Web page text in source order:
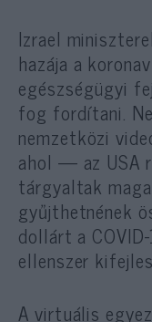
Izrael
hazája a
egészségügyi
fog fordítani.
nemzetközi
ahol — az USA
tárgyaltak
gyűjthetnének
dollárt a
ellenszer
A virtuális